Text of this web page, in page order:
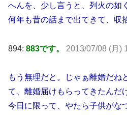
へんを、少し言うと、列火の如
何年も昔の話まで出てきて、収
894: 883です。 2013/07/08 (月)
もう無理だと。じゃぁ離婚だね
て、離婚届けもらってきたんだ
今日に限って、やたら子供がな